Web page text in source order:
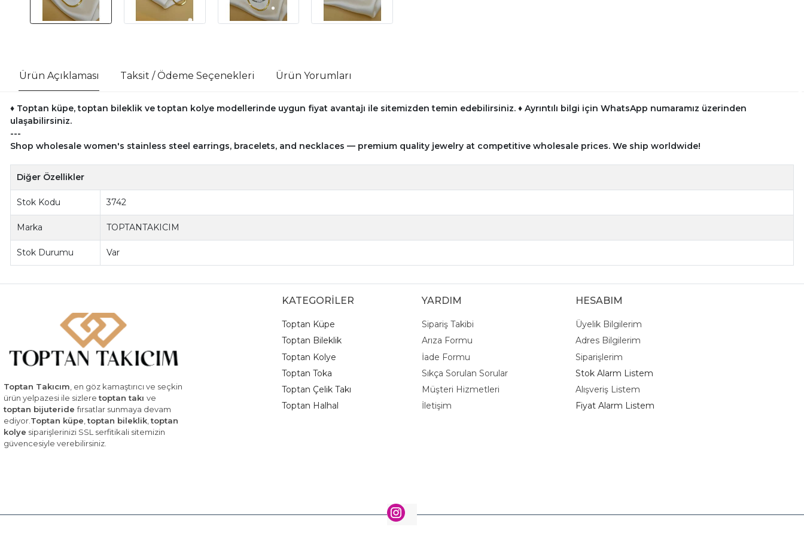
Ürün Açıklaması Taksit / Ödeme Seçenekleri Ürün Yorumları
♦ Toptan küpe, toptan bileklik ve toptan kolye modellerinde uygun fiyat avantajı ile sitemizden temin edebilirsiniz. ♦ Ayrıntılı bilgi için WhatsApp numaramız üzerinden
ulaşabilirsiniz.
---
Shop wholesale women's stainless steel earrings, bracelets, and necklaces — premium quality jewelry at competitive wholesale prices. We ship worldwide!
Diğer Özellikler
Stok Kodu 3742
Marka TOPTANTAKICIM
Stok Durumu Var
Toptan Takıcım, en göz kamaştırıcı ve seçkin
ürün yelpazesi ile sizleretoptan takı ve
toptan bijuteridefırsatlar sunmaya devam
ediyor.Toptan küpe,toptan bileklik,toptan
kolye siparişlerinizi SSL serfitikali sitemizin
güvencesiyle verebilirsiniz.
KATEGORİLER
Toptan Küpe
Toptan Bileklik
Toptan Kolye
Toptan Toka
Toptan Çelik Takı
Toptan Halhal
YARDIM
Sipariş Takibi
Arıza Formu
İade Formu
Sıkça Sorulan Sorular
Müşteri Hizmetleri
İletişim
HESABIM
Üyelik Bilgilerim
Adres Bilgilerim
Siparişlerim
Stok Alarm Listem
Alışveriş Listem
Fiyat Alarm Listem